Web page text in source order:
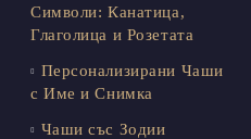
Символи: Канатица,
Глаголица и Розетата
Персонализирани Чаши
с Име и Снимка
Чаши със Зодии